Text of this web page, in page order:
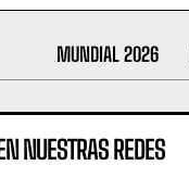
MUNDIAL 2026
NUESTRAS REDES